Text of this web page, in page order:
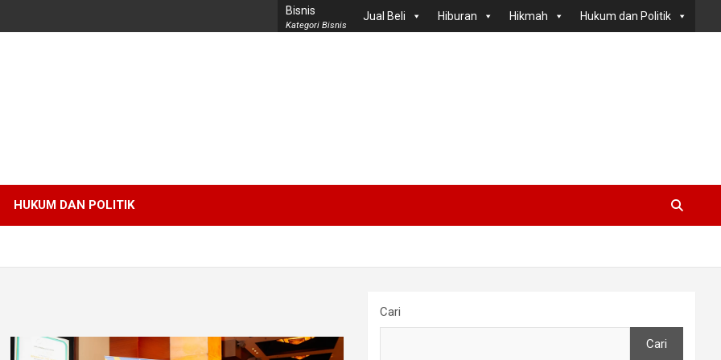
Bisnis
Kategori Bisnis
Jual Beli Hiburan Hikmah Hukum dan Politik
HUKUM DAN POLITIK
Cari
Cari